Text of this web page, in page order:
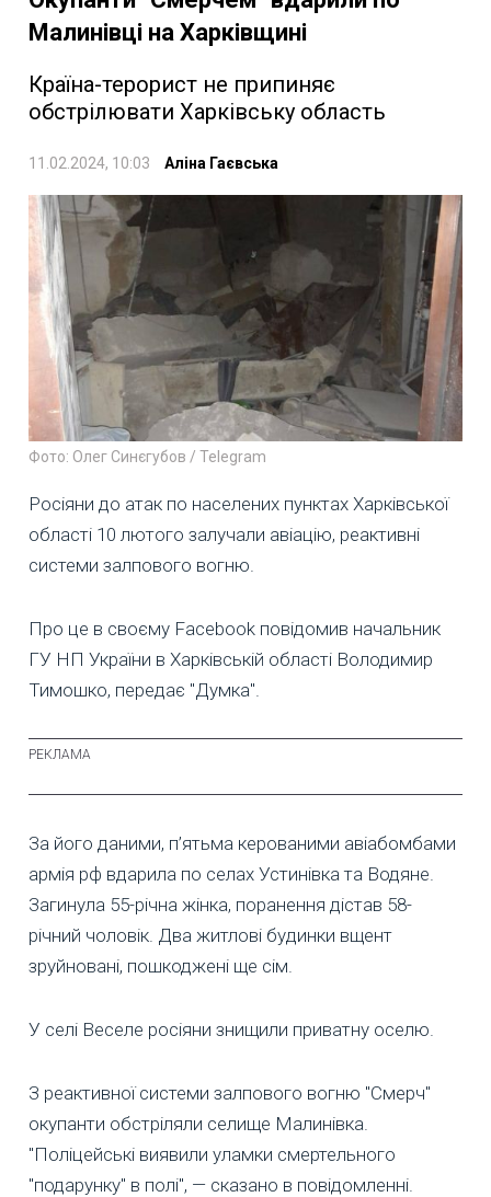
Малинівці на Харківщині
Країна-терорист не припиняє
обстрілювати Харківську область
11.02.2024, 10:03 Аліна Гаєвська
Фото: Олег Синєгубов / Telegram
Росіяни до атак по населених пунктах Харківської
області 10 лютого залучали авіацію, реактивні
системи залпового вогню.
Про це в своєму Facebook повідомив начальник
ГУ НП України в Харківській області Володимир
Тимошко, передає "Думка".
За його даними, п’ятьма керованими авіабомбами
армія рф вдарила по селах Устинівка та Водяне.
Загинула 55-річна жінка, поранення дістав 58-
річний чоловік. Два житлові будинки вщент
зруйновані, пошкоджені ще сім.
У селі Веселе росіяни знищили приватну оселю.
З реактивної системи залпового вогню "Смерч"
окупанти обстріляли селище Малинівка.
"Поліцейські виявили уламки смертельного
"подарунку" в полі", — сказано в повідомленні.